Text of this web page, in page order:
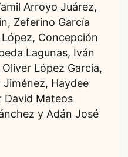
Arroyo Juárez,
Zeferino García
Concepción
Lagunas, Iván
López García,
Jiménez, Haydee
David Mateos
y Adán José